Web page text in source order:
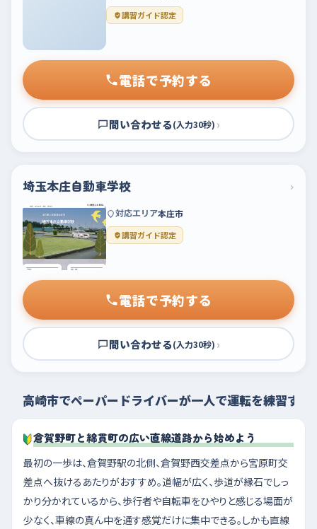
講習ガイド認定
電話で予約する
問い合わせる(入力30秒) ›
埼玉本庄自動車学校 ›
対応エリア本庄市
講習ガイド認定
電話で予約する
問い合わせる(入力30秒) ›
高崎市でペーパードライバーが一人で運転を練習する
倉賀野町と綿貫町の広い直線道路から始めよう
最初の一歩は、倉賀野駅の北側、倉賀野西交差点から宮原町交
差点へ抜けるあたりがおすすめ。道幅が広く、歩道が縁石でしっ
かり分かれているから、歩行者や自転車をひやりと感じる場面が
少なく、車線の真ん中を通す感覚だけに集中できる。しかも直線